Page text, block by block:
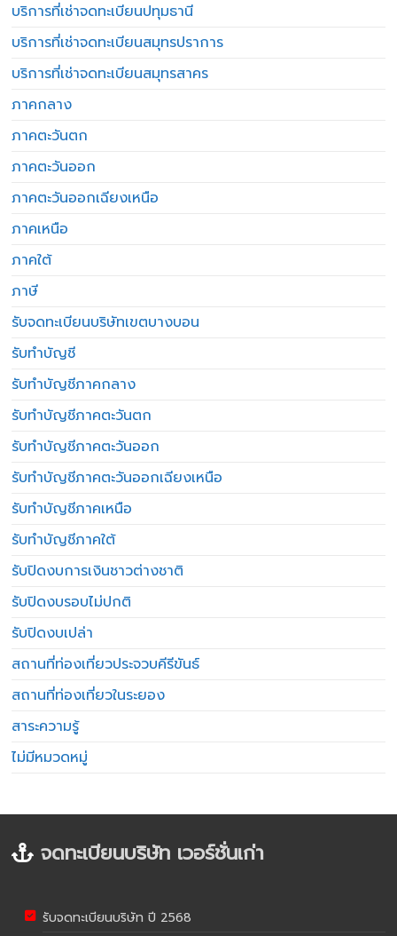
บริการที่เช่าจดทะเบียนปทุมธานี
บริการที่เช่าจดทะเบียนสมุทรปราการ
บริการที่เช่าจดทะเบียนสมุทรสาคร
ภาคกลาง
ภาคตะวันตก
ภาคตะวันออก
ภาคตะวันออกเฉียงเหนือ
ภาคเหนือ
ภาคใต้
ภาษี
รับจดทะเบียนบริษัทเขตบางบอน
รับทำบัญชี
รับทำบัญชีภาคกลาง
รับทำบัญชีภาคตะวันตก
รับทำบัญชีภาคตะวันออก
รับทำบัญชีภาคตะวันออกเฉียงเหนือ
รับทำบัญชีภาคเหนือ
รับทำบัญชีภาคใต้
รับปิดงบการเงินชาวต่างชาติ
รับปิดงบรอบไม่ปกติ
รับปิดงบเปล่า
สถานที่ท่องเที่ยวประจวบคีรีขันธ์
สถานที่ท่องเที่ยวในระยอง
สาระความรู้
ไม่มีหมวดหมู่
จดทะเบียนบริษัท เวอร์ชั่นเก่า
รับจดทะเบียนบริษัท ปี 2568